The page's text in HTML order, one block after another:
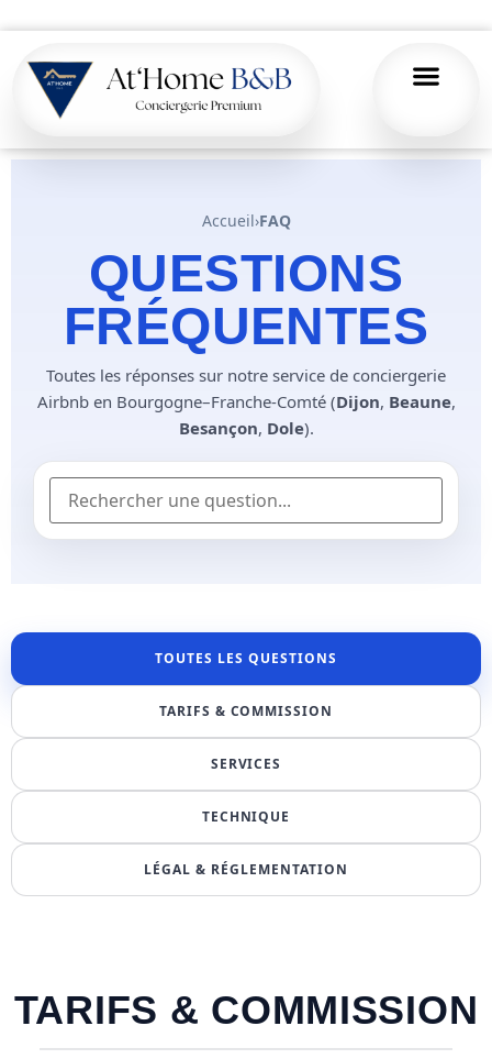
Accueil›FAQ
QUESTIONS
FRÉQUENTES
Toutes les réponses sur notre service de conciergerie
Airbnb en Bourgogne–Franche-Comté (Dijon, Beaune,
Besançon, Dole).
Rechercher une question
TOUTES LES QUESTIONS
TARIFS & COMMISSION
SERVICES
TECHNIQUE
LÉGAL & RÉGLEMENTATION
TARIFS & COMMISSION